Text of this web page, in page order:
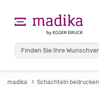
madika Schachteln bedrucken